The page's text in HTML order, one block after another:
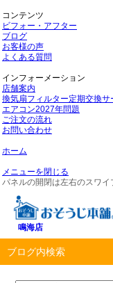
コンテンツ
ビフォー・アフター
ブログ
お客様の声
よくある質問
インフォーメーション
店舗案内
換気扇フィルター定期交換サ
エアコン2027年問題
ご注文の流れ
お問い合わせ
ホーム
メニューを閉じる
パネルの開閉は左右のスワ
鳴海店
ブログ内検索